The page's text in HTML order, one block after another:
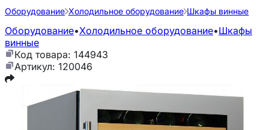
Оборудование Холодильное оборудование Шкафы винные
Оборудование•Холодильное оборудование•Шкафы
винные
Код товара: 144943
Артикул: 120046